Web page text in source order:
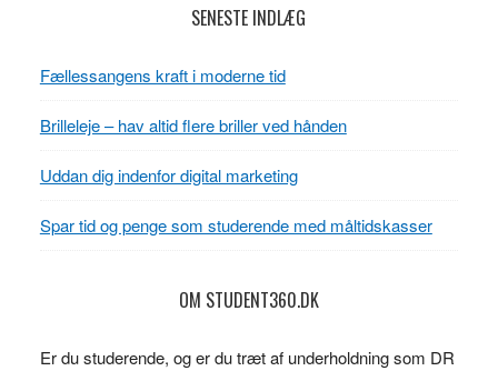
SENESTE INDLÆG
Fællessangens kraft i moderne tid
Brilleleje – hav altid flere briller ved hånden
Uddan dig indenfor digital marketing
Spar tid og penge som studerende med måltidskasser
OM STUDENT360.DK
Er du studerende, og er du træt af underholdning som DR